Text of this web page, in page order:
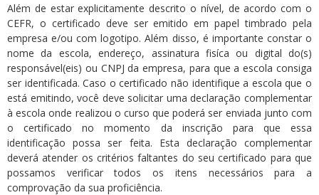
Além de estar explicitamente descrito o nível, de acordo com o
CEFR, o certificado deve ser emitido em papel timbrado pela
empresa e/ou com logotipo. Além disso, é importante constar o
nome da escola, endereço, assinatura fisíca ou digital do(s)
responsável(eis) ou CNPJ da empresa, para que a escola consiga
ser identificada. Caso o certificado não identifique a escola que o
está emitindo, você deve solicitar uma declaração complementar
à escola onde realizou o curso que poderá ser enviada junto com
o certificado no momento da inscrição para que essa
identificação possa ser feita. Esta declaração complementar
deverá atender os critérios faltantes do seu certificado para que
possamos verificar todos os itens necessários para a
comprovação da sua proficiência.